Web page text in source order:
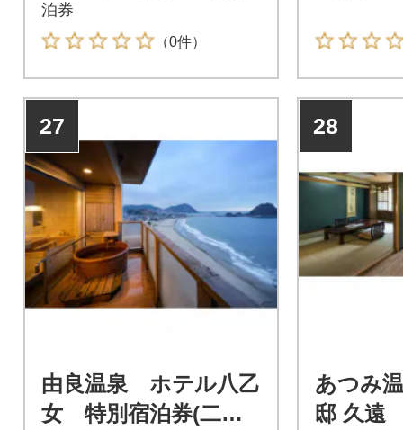
泊券
（0件）
27
由良温泉 ホテル八乙
女 特別宿泊券(二名
28
あつみ
邸 久遠